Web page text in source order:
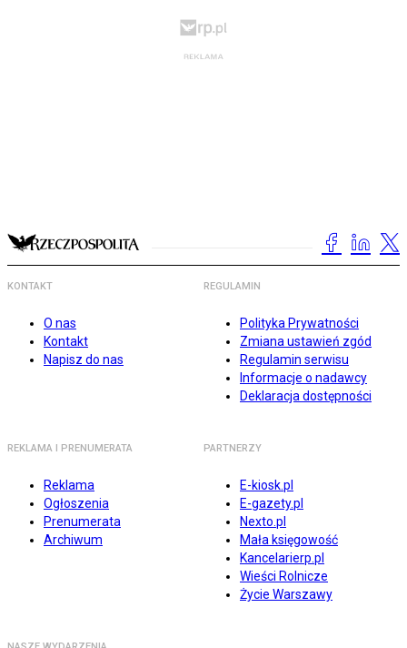
KONTAKT
O nas
Kontakt
Napisz do nas
REGULAMIN
Polityka Prywatności
Zmiana ustawień zgód
Regulamin serwisu
Informacje o nadawcy
Deklaracja dostępności
REKLAMA I PRENUMERATA
Reklama
Ogłoszenia
Prenumerata
Archiwum
PARTNERZY
E-kiosk.pl
E-gazety.pl
Nexto.pl
Mała księgowość
Kancelarierp.pl
Wieści Rolnicze
Życie Warszawy